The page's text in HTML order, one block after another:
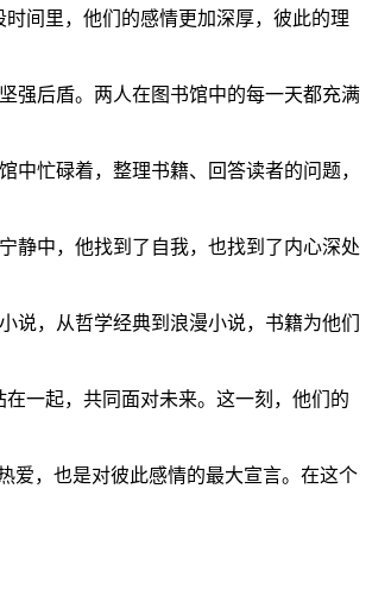
间里，他们的感情更加深厚，彼此的理
强后盾。两人在图书馆中的每一天都充满
忙碌着，整理书籍、回答读者的问题，
静中，他找到了自我，也找到了内心深处
说，从哲学经典到浪漫小说，书籍为他们
一起，共同面对未来。这一刻，他们的
爱，也是对彼此感情的最大宣言。在这个